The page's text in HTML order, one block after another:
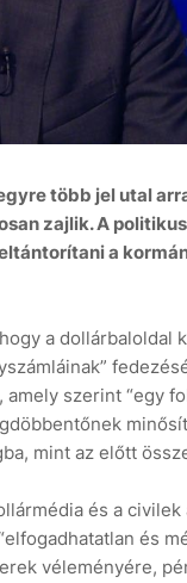
több jel utal
zajlik. A
a
a dollárbaloldal
szerint “egy
mint az előtt
és a
és
véleményére,